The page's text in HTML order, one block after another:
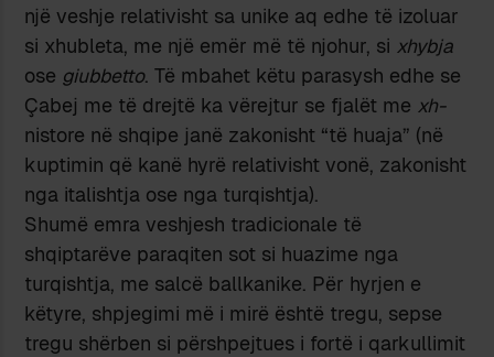
një veshje relativisht sa unike aq edhe të izoluar
si xhubleta, me një emër më të njohur, si xhybja
ose giubbetto. Të mbahet këtu parasysh edhe se
Çabej me të drejtë ka vërejtur se fjalët me xh-
nistore në shqipe janë zakonisht “të huaja” (në
kuptimin që kanë hyrë relativisht vonë, zakonisht
nga italishtja ose nga turqishtja).
Shumë emra veshjesh tradicionale të
shqiptarëve paraqiten sot si huazime nga
turqishtja, me salcë ballkanike. Për hyrjen e
këtyre, shpjegimi më i mirë është tregu, sepse
tregu shërben si përshpejtues i fortë i qarkullimit